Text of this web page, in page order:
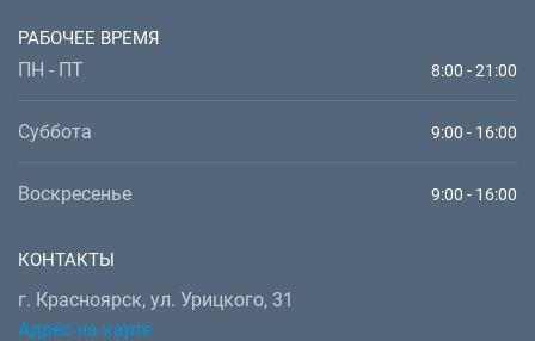
РАБОЧЕЕ ВРЕМЯ
ПН - ПТ 8:00 - 21:00
Суббота 9:00 - 16:00
Воскресенье 9:00 - 16:00
КОНТАКТЫ
г. Красноярск, ул. Урицкого, 31
Адрес на карте